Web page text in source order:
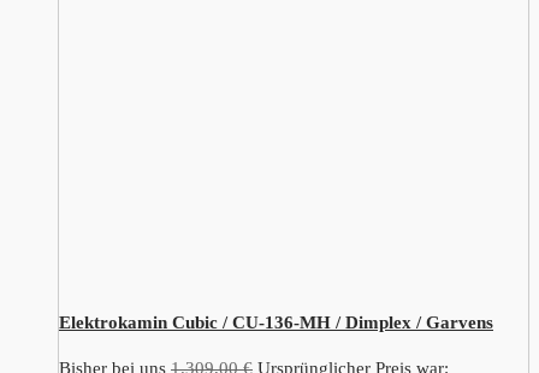
Elektrokamin Cubic / CU-136-MH / Dimplex / Garvens
Bisher bei uns 1.309,00€ Ursprünglicher Preis war: